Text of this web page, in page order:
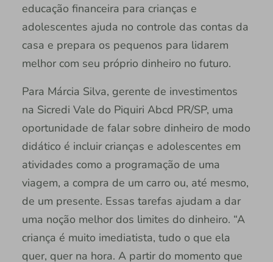
educação financeira para crianças e
adolescentes ajuda no controle das contas da
casa e prepara os pequenos para lidarem
melhor com seu próprio dinheiro no futuro.
Para Márcia Silva, gerente de investimentos
na Sicredi Vale do Piquiri Abcd PR/SP, uma
oportunidade de falar sobre dinheiro de modo
didático é incluir crianças e adolescentes em
atividades como a programação de uma
viagem, a compra de um carro ou, até mesmo,
de um presente. Essas tarefas ajudam a dar
uma noção melhor dos limites do dinheiro. “A
criança é muito imediatista, tudo o que ela
quer, quer na hora. A partir do momento que